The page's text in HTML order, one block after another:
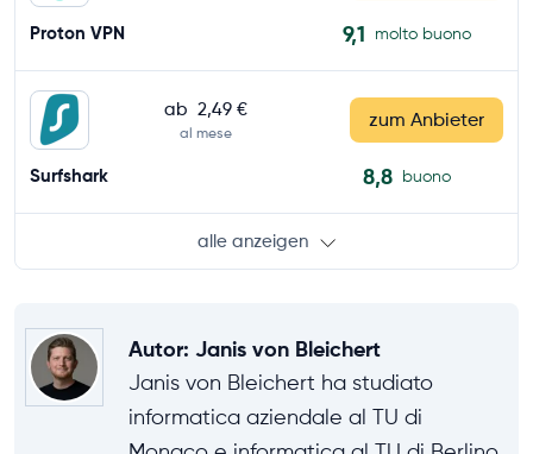
Proton VPN 9,1 molto buono
ab 2,49 €
al mese
zum Anbieter
Surfshark 8,8 buono
alle anzeigen
Autor: Janis von Bleichert
Janis von Bleichert ha studiato
informatica aziendale al TU di